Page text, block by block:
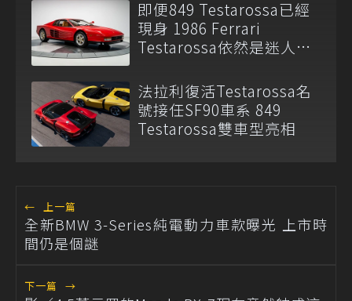
即便849 Testarossa已經
現身 1986 Ferrari
Testarossa依然是迷人經
法拉利復活Testarossa名
號接任SF90車系 849
Testarossa雙車型亮相
← 上一篇
全新BMW 3-Series純電動力車款曝光 上市時
間仍是個謎
下一篇 →